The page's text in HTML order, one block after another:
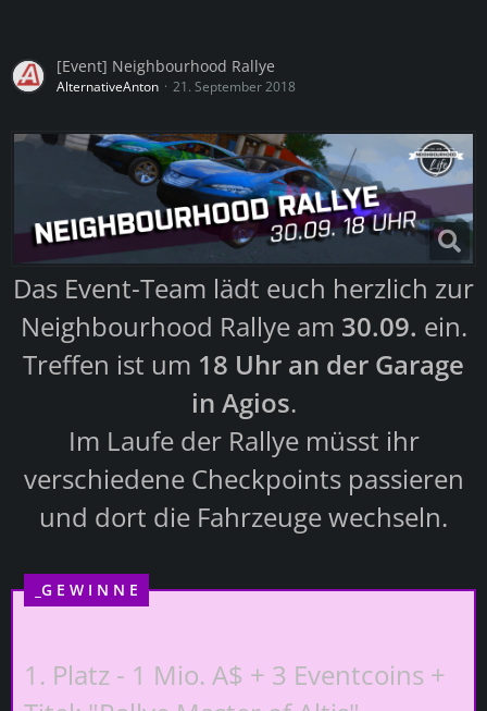
[Event] Neighbourhood Rallye
AlternativeAnton 21. September 2018
Das Event-Team lädt euch herzlich zur
Neighbourhood Rallye am 30.09. ein.
Treffen ist um 18 Uhr an der Garage
in Agios.
Im Laufe der Rallye müsst ihr
verschiedene Checkpoints passieren
und dort die Fahrzeuge wechseln.
_G E W I N N E
1. Platz - 1 Mio. A$ + 3 Eventcoins +